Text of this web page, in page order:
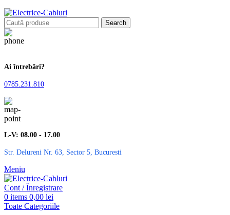
Search
Ai întrebări?
0785.231.810
L-V: 08.00 - 17.00
Str. Delureni Nr. 63, Sector 5, Bucuresti
Meniu
Cont / Înregistrare
0 items 0,00 lei
Toate Categoriile